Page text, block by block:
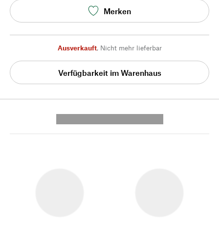
Merken
Ausverkauft, Nicht mehr lieferbar
Verfügbarkeit im Warenhaus